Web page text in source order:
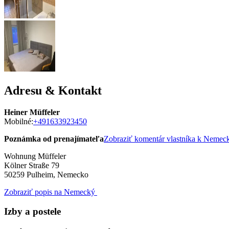
Adresu & Kontakt
Heiner Müffeler
Mobilné:+491633923450
Poznámka od prenajímateľaZobraziť komentár vlastníka k
Wohnung Müffeler
Kölner Straße 79
50259 Pulheim, Nemecko
Zobraziť popis na Nemecký
Izby a postele